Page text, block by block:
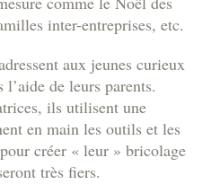
inter-entreprises, etc.
aux jeunes curieux
l’aide de leurs parents.
ils utilisent une
en main les outils et les
créer « leur » bricolage
très fiers.